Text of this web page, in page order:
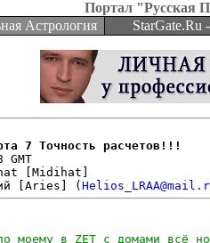
Портал "Русская
Астрология
StarGate.Ru
7 Точность расчетов!!!
[Aries] (